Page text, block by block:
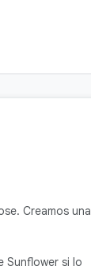
Creamos una
Sunflower si lo